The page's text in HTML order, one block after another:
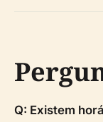
Q: Existem